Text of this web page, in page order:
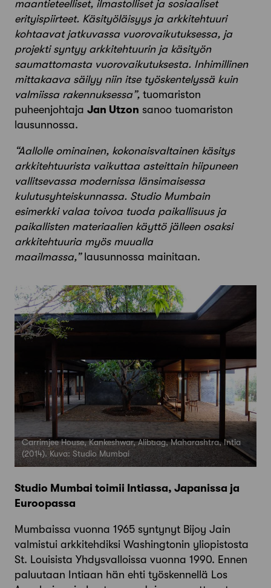
maantieteelliset, ilmastolliset ja sosiaaliset
erityispiirteet. Käsityöläisyys ja arkkitehtuuri
kohtaavat jatkuvassa vuorovaikutuksessa, ja
projekti syntyy arkkitehtuurin ja käsityön
saumattomasta vuorovaikutuksesta. Inhimillinen
mittakaava säilyy niin itse työskentelyssä kuin
valmiissa rakennuksessa”, tuomariston
puheenjohtaja Jan Utzon sanoo tuomariston
lausunnossa.
“Aallolle ominainen, kokonaisvaltainen käsitys
arkkitehtuurista vaikuttaa asteittain hiipuneen
vallitsevassa modernissa länsimaisessa
kulutusyhteiskunnassa. Studio Mumbain
esimerkki valaa toivoa tuoda paikallisuus ja
paikallisten materiaalien käyttö jälleen osaksi
arkkitehtuuria myös muualla
maailmassa,”lausunnossa mainitaan.
Carrimjee House, Kankeshwar, Alibuag, Maharashtra, Intia
(2014). Kuva: Studio Mumbai
Studio Mumbai toimii Intiassa, Japanissa ja
Euroopassa
Mumbaissa vuonna 1965 syntynyt Bijoy Jain
valmistui arkkitehdiksi Washingtonin yliopistosta
St. Louisista Yhdysvalloissa vuonna 1990. Ennen
paluutaan Intiaan hän ehti työskennellä Los